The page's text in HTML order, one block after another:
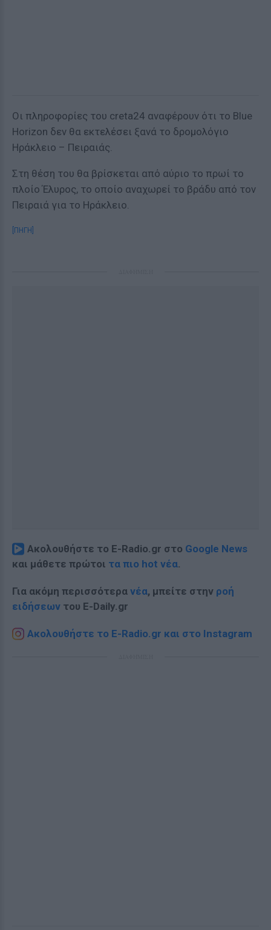
Οι πληροφορίες του creta24 αναφέρουν ότι το Blue
Horizon δεν θα εκτελέσει ξανά το δρομολόγιο
Ηράκλειο – Πειραιάς.
Στη θέση του θα βρίσκεται από αύριο το πρωί το
πλοίο Έλυρος, το οποίο αναχωρεί το βράδυ από τον
Πειραιά για το Ηράκλειο.
[ΠΗΓΗ]
Ακολουθήστε το E-Radio.gr στο Google News
και μάθετε πρώτοι τα πιο hot νέα.
Για ακόμη περισσότερα νέα, μπείτε στην ροή
ειδήσεων του E-Daily.gr
Ακολουθήστε το E-Radio.gr και στο Instagram